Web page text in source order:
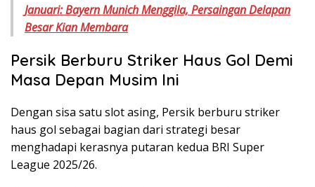
Januari: Bayern Munich Menggila, Persaingan Delapan
Besar Kian Membara
Persik Berburu Striker Haus Gol Demi
Masa Depan Musim Ini
Dengan sisa satu slot asing, Persik berburu striker
haus gol sebagai bagian dari strategi besar
menghadapi kerasnya putaran kedua BRI Super
League 2025/26.